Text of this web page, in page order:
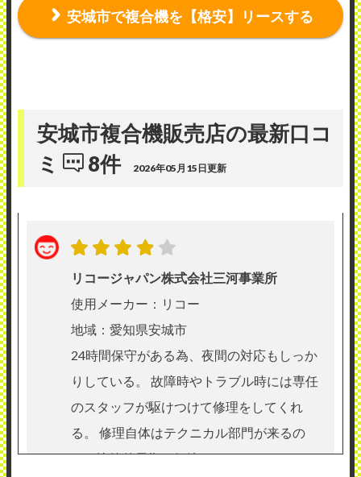
安城市で複合機を【格安】リースする
安城市複合機販売店の最新口コ
ミ
8件 2026年05月15日更新
リコージャパン株式会社三河事業所
使用メーカー：リコー
地域：愛知県安城市
24時間保守がある為、夜間の対応もしっか
りしている。 故障時やトラブル時には専任
のスタッフが駆けつけて修理をしてくれ
る。 修理自体はテクニカル部門が来るの
で、比較的早期に解決をしてくれる。 ま